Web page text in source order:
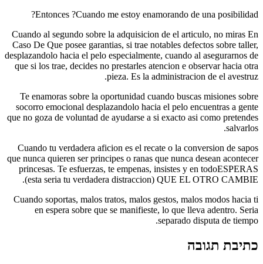
Entonces ?Cuando me estoy enamorando
Cuando al segundo sobre la adquisicion de el
Caso De Que posee garantias, si trae notables
desplazandolo hacia el pelo especialmente,
que si los trae, decides no prestarles atencion e
pieza. Es la
Te enamoras sobre la oportunidad cuando
socorro emocional desplazandolo hacia el pelo
que no goza de voluntad de ayudarse a si exacto
Cuando tu verdadera aficion es el recate o la
que nunca quieren ser principes o ranas que
princesas. Te esfuerzas, te empenas, insistes
(esta seria tu verdadera distraccion) QUE
Cuando soportas, malos tratos, malos gestos,
en espera sobre que se manifieste, lo que